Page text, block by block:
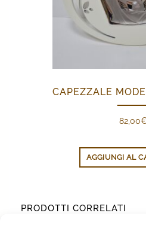
82,00
AGGIUNGI AL
PRODOTTI CORRELATI